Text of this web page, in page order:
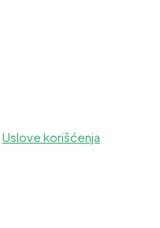
Uslove korišćenja